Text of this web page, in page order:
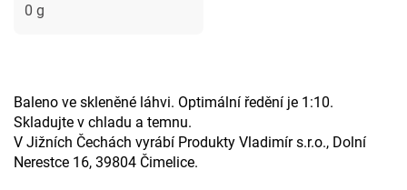
0 g
Baleno ve skleněné láhvi. Optimální ředění je 1:10.
Skladujte v chladu a temnu.
V Jižních Čechách vyrábí Produkty Vladimír s.r.o., Dolní
Nerestce 16, 39804 Čimelice.